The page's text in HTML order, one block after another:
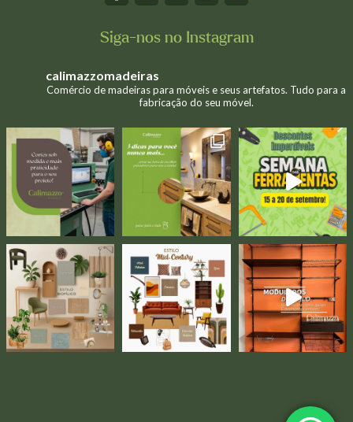
Siga-nos no Instagram
calimazzomadeiras
Comércio de madeiras para móveis e seus artefatos. Tudo para a
fabricação do seu móvel.